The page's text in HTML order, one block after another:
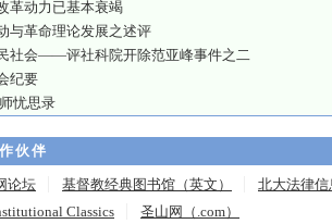
革动力已基本衰竭
与革命理论发展之述评
社会——评社科院开除范亚峰事件之二
纪要
忧思录
伙伴
论坛 基督教经典图书馆（英文）
北大法律信
Classics
圣山网（.com）